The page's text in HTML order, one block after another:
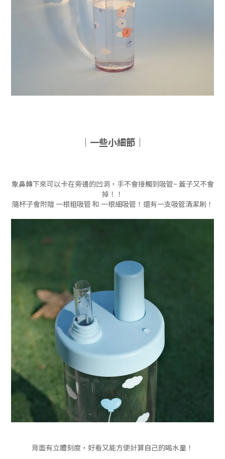
｜一些小細節｜
象鼻轉下來可以卡在旁邊的凹洞，手不會接觸到吸管~ 蓋子又不會
掉！！
隨杯子會附贈 一根粗吸管 和 一根細吸管！還有一支吸管清潔刷！
背面有立體刻度，好看又能方便計算自己的喝水量！